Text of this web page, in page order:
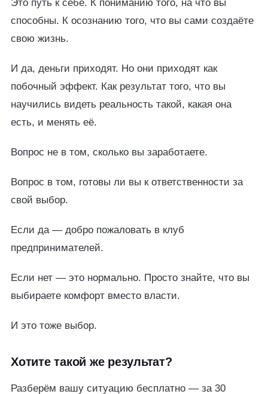
Это путь к себе. К пониманию того, на что вы
способны. К осознанию того, что вы сами создаёте
свою жизнь.
И да, деньги приходят. Но они приходят как
побочный эффект. Как результат того, что вы
научились видеть реальность такой, какая она
есть, и менять её.
Вопрос не в том, сколько вы заработаете.
Вопрос в том, готовы ли вы к ответственности за
свой выбор.
Если да — добро пожаловать в клуб
предпринимателей.
Если нет — это нормально. Просто знайте, что вы
выбираете комфорт вместо власти.
И это тоже выбор.
Хотите такой же результат?
Разберём вашу ситуацию бесплатно — за 30